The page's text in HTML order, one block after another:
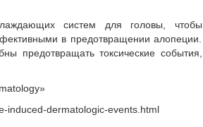
систем для головы, чтобы
в предотвращении алопеции.
предотвращать токсические события,
induced-dermatologic-events.html